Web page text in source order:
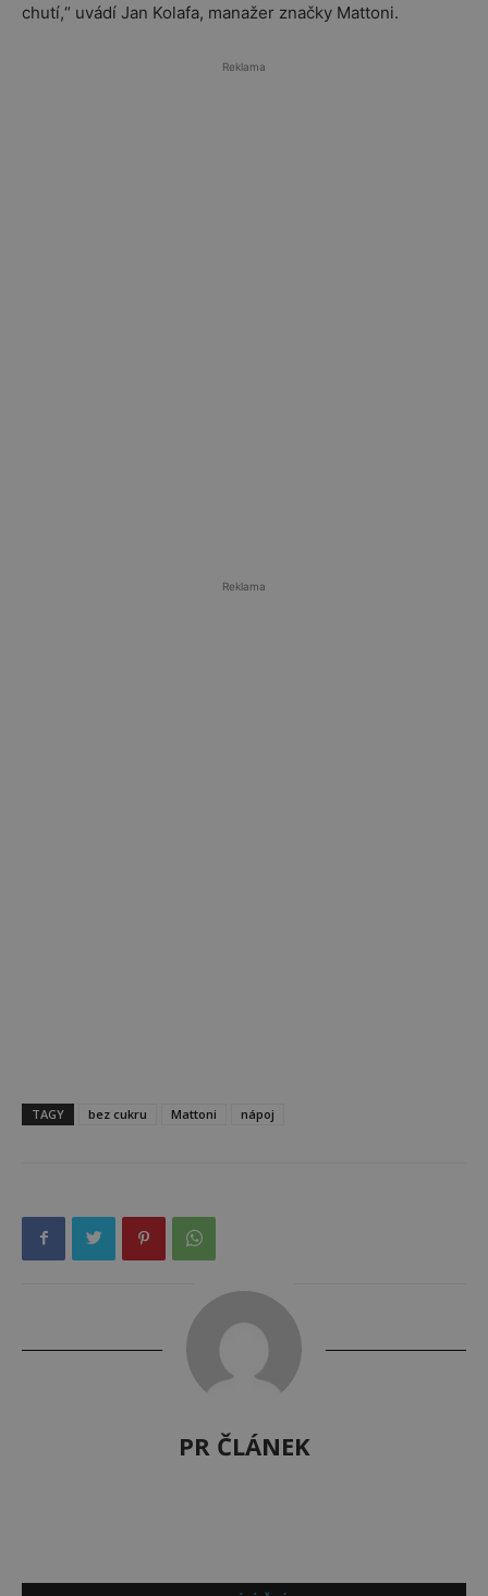
chutí,“ uvádí Jan Kolafa, manažer značky Mattoni.
Reklama
Reklama
TAGY bez cukru Mattoni nápoj
PR ČLÁNEK